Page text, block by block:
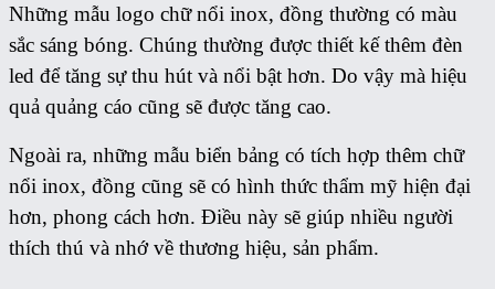
Những mẫu logo chữ nổi inox, đồng thường có màu
sắc sáng bóng. Chúng thường được thiết kế thêm đèn
led để tăng sự thu hút và nổi bật hơn. Do vậy mà hiệu
quả quảng cáo cũng sẽ được tăng cao.
Ngoài ra, những mẫu biển bảng có tích hợp thêm chữ
nổi inox, đồng cũng sẽ có hình thức thẩm mỹ hiện đại
hơn, phong cách hơn. Điều này sẽ giúp nhiều người
thích thú và nhớ về thương hiệu, sản phẩm.